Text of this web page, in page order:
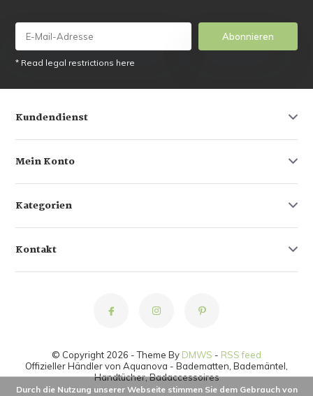
Abonnieren
* Read legal restrictions here
Kundendienst
Mein Konto
Kategorien
Kontakt
© Copyright 2026 - Theme By DMWS - RSS feed
Offizieller Händler von Aquanova - Badematten, Bademäntel,
Handtücher, Badaccessoires
Durch die Nutzung unserer Webseite stimmen Sie dem Gebrauch von